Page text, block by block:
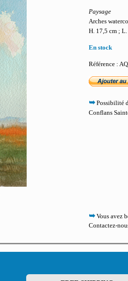
Paysage
Arches
H. 17,5 cm ;
En stock
Référence :
➥Possibilité
Conflans
➥Vous avez
Contactez-